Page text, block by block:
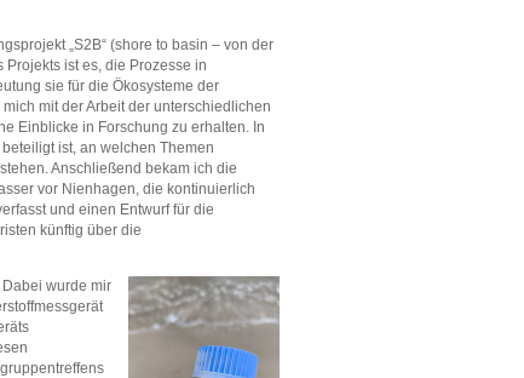
„S2B“ (shore to basin – von der
ist es, die Prozesse in
sie für die Ökosysteme der
mit der Arbeit der unterschiedlichen
Einblicke in Forschung zu erhalten. In
ist, an welchen Themen
Anschließend bekam ich die
vor Nienhagen, die kontinuierlich
und einen Entwurf für die
künftig über die
wurde mir